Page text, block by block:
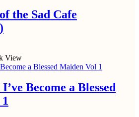
the Sad Cafe
View
Become a Blessed